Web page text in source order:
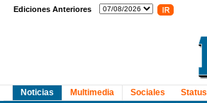
Ediciones Anteriores
Noticias
Multimedia Sociales Status